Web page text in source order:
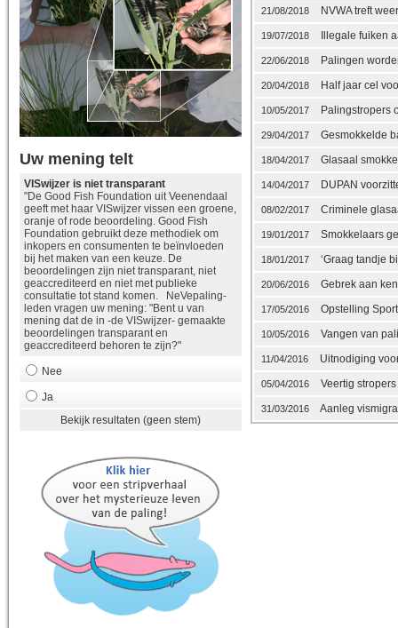
Uw mening telt
VISwijzer is niet transparant
"De Good Fish Foundation uit Veenendaal
geeft met haar VISwijzer vissen een groene,
oranje of rode beoordeling. Good Fish
Foundation gebruikt deze methodiek om
inkopers en consumenten te beïnvloeden
bij het maken van een keuze. De
beoordelingen zijn niet transparant, niet
geaccrediteerd en niet met publieke
consultatie tot stand komen. NeVepaling-
leden vragen uw mening: "Bent u van
mening dat de in -de VISwijzer- gemaakte
beoordelingen transparant en
geaccrediteerd behoren te zijn?"
Nee
Ja
Bekijk resultaten (geen stem)
21/08/2018 NVWA treft
19/07/2018 Illegale fuiken
22/06/2018 Palingen
20/04/2018 Half jaar cel
10/05/2017 Palingstropers
29/04/2017 Gesmokkelde
18/04/2017 Glasaal
14/04/2017 DUPAN
08/02/2017 Criminele
19/01/2017 Smokkelaars
18/01/2017 ‘Graag tandje
20/06/2016 Gebrek aan
17/05/2016 Opstelling
10/05/2016 Vangen van
11/04/2016 Uitnodiging
05/04/2016 Veertig
31/03/2016 Aanleg